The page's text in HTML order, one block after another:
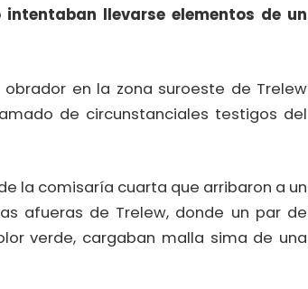
llevarse elementos de un
en la zona suroeste de Trelew
de circunstanciales testigos del
la comisaría cuarta que arribaron a un
afueras de Trelew, donde un par de
verde, cargaban malla sima de una